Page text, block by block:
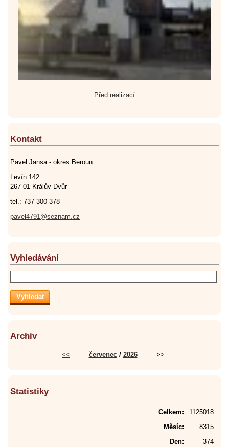
Před realizací
Kontakt
Pavel Jansa - okres Beroun
Levín 142
267 01 Králův Dvůr
tel.: 737 300 378
pavel4791@seznam.cz
Vyhledávání
Archiv
<< červenec/ 2026 >>
Statistiky
Celkem:
1125018
Měsíc:
8315
Den:
374